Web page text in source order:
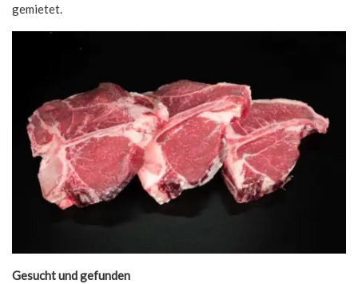
gemietet.
Gesucht und gefunden